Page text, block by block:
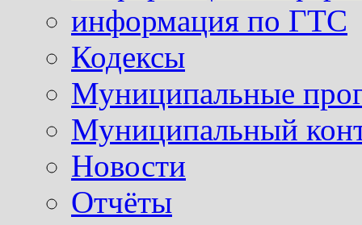
информация по ГТС
Кодексы
Муниципальные
Муниципальный
Новости
Отчёты